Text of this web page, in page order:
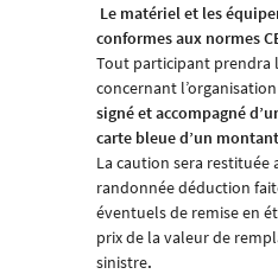
Le matériel et les
conformes aux normes
Tout participant prendra
concernant
signé et accompagné
carte bleue d’un
La caution sera restituée
randonnéedéduction
éventuels de remise en
prix de la valeur de
sinistre.